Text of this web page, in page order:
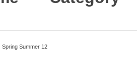
Spring Summer 12